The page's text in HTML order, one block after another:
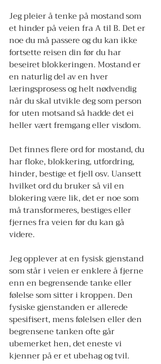
Jeg pleier å tenke på mostand som
et hinder på veien fra A til B. Det er
noe du må passere og du kan ikke
fortsette reisen din før du har
beseiret blokkeringen. Mostand er
en naturlig del av en hver
læringsprosess og helt nødvendig
når du skal utvikle deg som person
for uten motsand så hadde det ei
heller vært fremgang eller visdom.
Det finnes flere ord for mostand, du
har floke, blokkering, utfordring,
hinder, bestige et fjell osv. Uansett
hvilket ord du bruker så vil en
blokering være lik, det er noe som
må transformeres, bestiges eller
fjernes fra veien før du kan gå
videre.
Jeg opplever at en fysisk gjenstand
som står i veien er enklere å fjerne
enn en begrensende tanke eller
følelse som sitter i kroppen. Den
fysiske gjenstanden er allerede
spesifisert, mens følelsen eller den
begrensene tanken ofte går
ubemerket hen, det eneste vi
kjenner på er et ubehag og tvil.